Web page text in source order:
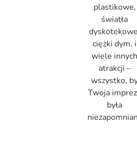
plastikowe,
światła
ciężki dym, i
wiele innych
atrakcji –
wszystko,
Twoja
była